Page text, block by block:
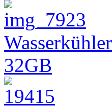
32GB